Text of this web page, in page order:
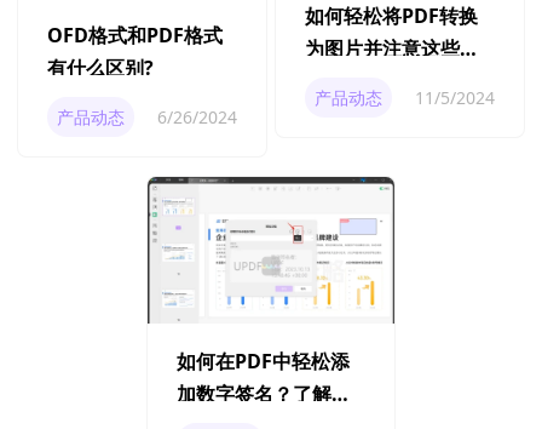
OFD格式和PDF格式
有什么区别?
产品动态 6/26/2024
如何轻松将PDF转换
为图片并注意这些关
产品动态 11/5/2024
如何在PDF中轻松添
加数字签名？了解数